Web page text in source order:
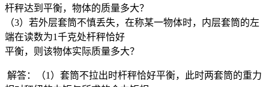
杆秤达到平衡，物体的质量多大？
（3）若外层套筒不慎丢失，在称某一物体时，内层套筒的左
端在读数为1千克处杆秤恰好
平衡，则该物体实际质量多大？
解答：（1）套筒不拉出时杆秤恰好平衡，此时两套筒的重力